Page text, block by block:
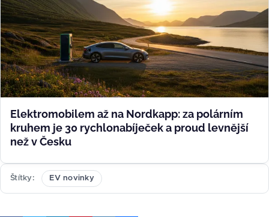
Elektromobilem až na Nordkapp: za polárním
kruhem je 30 rychlonabíječek a proud levnější
než v Česku
Štítky EV novinky